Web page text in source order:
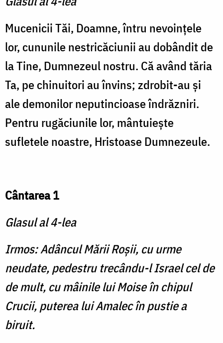
Mucenicii Tăi, Doamne, întru nevoinţele
lor, cununile nestricăciunii au dobândit de
la Tine, Dumnezeul nostru. Că având tăria
Ta, pe chinuitori au învins; zdrobit-au şi
ale demonilor neputincioase îndrăzniri.
Pentru rugăciunile lor, mântuieşte
sufletele noastre, Hristoase Dumnezeule.
Cântarea 1
Glasul al 4-lea
Irmos: Adâncul Mării Roşii, cu urme
neudate, pedestru trecându-l Israel cel de
de mult, cu mâinile lui Moise în chipul
Crucii, puterea lui Amalec în pustie a
biruit.